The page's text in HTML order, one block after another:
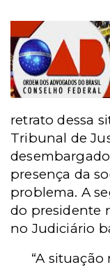
retrato dessa
Tribunal de
presença da
problema. A
do presidente
no Judiciário
“A